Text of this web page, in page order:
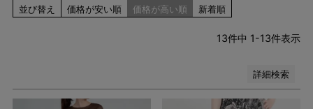
並び替え 価格が安い順 価格が高い順 新着順
13件中 1-13件表示
詳細検索
在庫なし商品を表示しない